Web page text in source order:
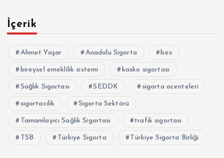
İçerik
Ahmet Yaşar Anadolu Sigorta bes
bireysel emeklilik sistemi kasko sigortası
Sağlık Sigortası SEDDK sigorta acenteleri
sigortacılık Sigorta Sektörü
Tamamlayıcı Sağlık Sigortası trafik sigortası
TSB Türkiye Sigorta Türkiye Sigorta Birliği